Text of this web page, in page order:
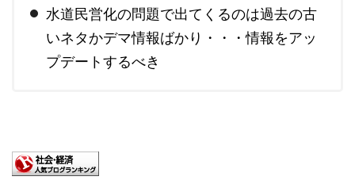
水道民営化の問題で出てくるのは過去の古
いネタかデマ情報ばかり・・・情報をアッ
プデートするべき